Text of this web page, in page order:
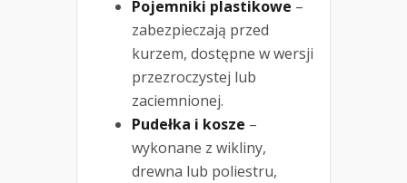
Pojemniki plastikowe –
zabezpieczają przed
kurzem, dostępne w wersji
przezroczystej lub
zaciemnionej.
Pudełka i kosze –
wykonane z wikliny,
drewna lub poliestru,